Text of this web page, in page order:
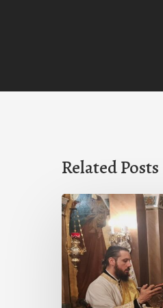
Related Posts
Ιερά
Παράκληση
στον
Ι.Ν.
Κοιμήσεως